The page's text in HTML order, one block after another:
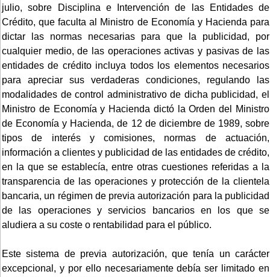
julio, sobre Disciplina e Intervención de las Entidades de
Crédito, que faculta al Ministro de Economía y Hacienda para
dictar las normas necesarias para que la publicidad, por
cualquier medio, de las operaciones activas y pasivas de las
entidades de crédito incluya todos los elementos necesarios
para apreciar sus verdaderas condiciones, regulando las
modalidades de control administrativo de dicha publicidad, el
Ministro de Economía y Hacienda dictó la Orden del Ministro
de Economía y Hacienda, de 12 de diciembre de 1989, sobre
tipos de interés y comisiones, normas de actuación,
información a clientes y publicidad de las entidades de crédito,
en la que se establecía, entre otras cuestiones referidas a la
transparencia de las operaciones y protección de la clientela
bancaria, un régimen de previa autorización para la publicidad
de las operaciones y servicios bancarios en los que se
aludiera a su coste o rentabilidad para el público.
Este sistema de previa autorización, que tenía un carácter
excepcional, y por ello necesariamente debía ser limitado en